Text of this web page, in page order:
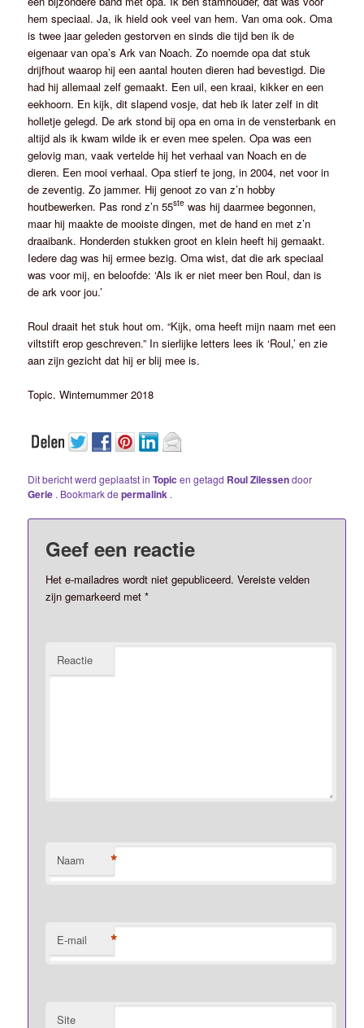
hem speciaal. Ja, ik hield ook veel van hem. Van oma ook. Oma
is twee jaar geleden gestorven en sinds die tijd ben ik de
eigenaar van opa’s Ark van Noach. Zo noemde opa dat stuk
drijfhout waarop hij een aantal houten dieren had bevestigd. Die
had hij allemaal zelf gemaakt. Een uil, een kraai, kikker en een
eekhoorn. En kijk, dit slapend vosje, dat heb ik later zelf in dit
holletje gelegd. De ark stond bij opa en oma in de vensterbank en
altijd als ik kwam wilde ik er even mee spelen. Opa was een
gelovig man, vaak vertelde hij het verhaal van Noach en de
dieren. Een mooi verhaal. Opa stierf te jong, in 2004, net voor in
de zeventig. Zo jammer. Hij genoot zo van z’n hobby
houtbewerken. Pas rond z’n 55ste was hij daarmee begonnen,
maar hij maakte de mooiste dingen, met de hand en met z’n
draaibank. Honderden stukken groot en klein heeft hij gemaakt.
Iedere dag was hij ermee bezig. Oma wist, dat die ark speciaal
was voor mij, en beloofde: ‘Als ik er niet meer ben Roul, dan is
de ark voor jou.’
Roul draait het stuk hout om. “Kijk, oma heeft mijn naam met een
viltstift erop geschreven.” In sierlijke letters lees ik ‘Roul,’ en zie
aan zijn gezicht dat hij er blij mee is.
Topic. Winternummer 2018
Dit bericht werd geplaatst inTopic en getagd Roul Zilessendoor
Gerie . Bookmark depermalink .
Geef een reactie
Het e-mailadres wordt niet gepubliceerd. Vereiste velden
zijn gemarkeerd met*
Reactie
Naam *
E-mail *
Site